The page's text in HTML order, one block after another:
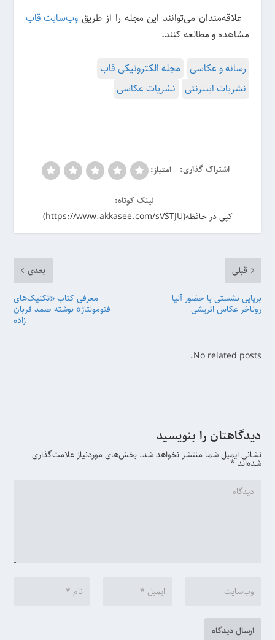
علاقه‌مندان می‌توانند این مجله را از طریق وب‌سایت قاب
مشاهده و مطالعه کنند.
رسانه و عکاسی
مجله الکترونیکی قاب
نشریات اینترنتی
نشریات عکاسی
اشتراک گذاری: امتیاز:
لینک کوتاه:
کپی در حافظه(https://www.akkasee.com/sVSTJU)
قبلی
برپایی نشستی با حضور آنیا
روناخر عکاس اتریشی
بعدی
معرفی کتاب «تکنیک‌های
فتومونتاژ» نوشته صمد قربان
زاده
No related posts.
دیدگاهتان را بنویسید
نشانی ایمیل شما منتشر نخواهد شد. بخش‌های موردنیاز علامت‌گذاری
شده‌اند*